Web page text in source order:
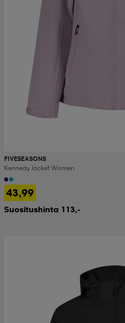
FIVESEASONS
Kennedy Jacket Women
43,99
Suositushinta 113,-